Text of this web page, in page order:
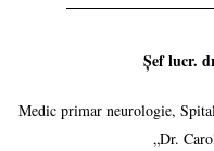
Șef lucr.
Medic primar neurologie,
„Dr.